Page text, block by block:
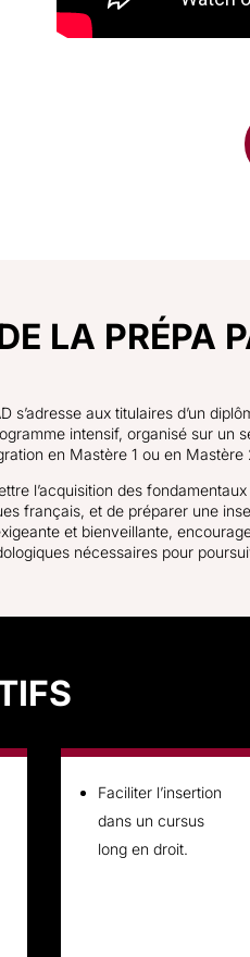
LA PRÉPA
s’adresse aux titulaires d’un
intensif, organisé sur un
en Mastère 1 ou en Mastère
l’acquisition des
français, et de préparer une
et bienveillante,
nécessaires pour
Faciliter l’insertion
dans un cursus
long en droit.